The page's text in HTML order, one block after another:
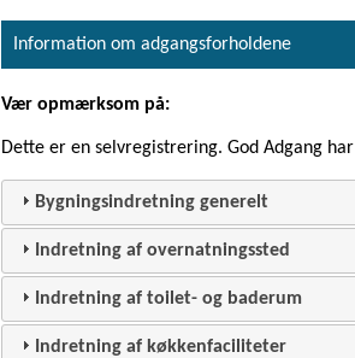
Information om adgangsforholdene
Vær opmærksom på:
Dette er en selvregistrering. God Adgang har
Bygningsindretning generelt
Indretning af overnatningssted
Indretning af toilet- og baderum
Indretning af køkkenfaciliteter